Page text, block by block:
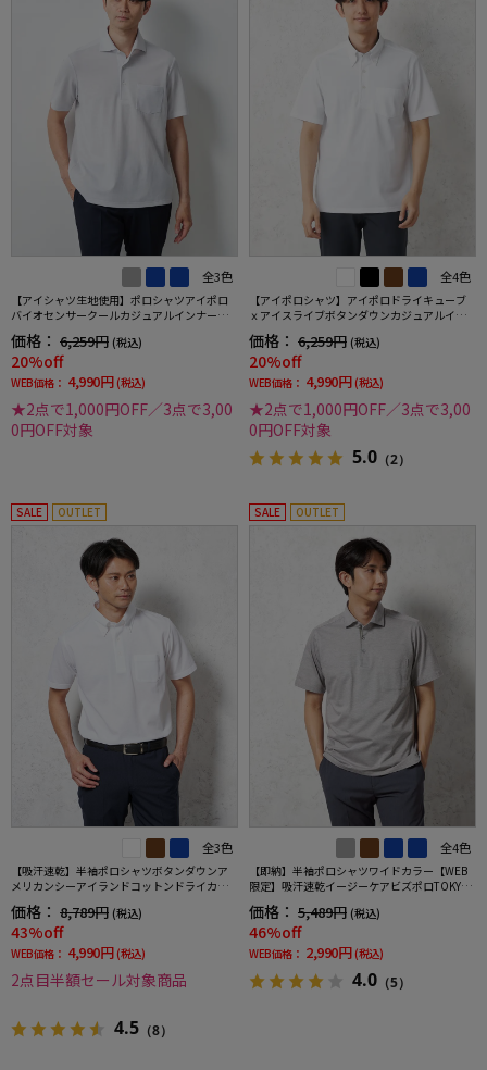
全3色
【アイシャツ生地使用】ポロシャツアイポロ
バイオセンサークールカジュアルインナー形
態安定ストレッチ吸汗速乾抗菌加工春夏
価格： 6,259円 (税込)
20%off
WEB価格： 4,990円 (税込)
★2点で1,000円OFF／3点で3,00
0円OFF対象
全4色
【アイポロシャツ】アイポロドライキューブ
ｘアイスライブボタンダウンカジュアルイン
ナー吸汗速乾抗菌加工ストレッチ形態安定春
夏
価格： 6,259円 (税込)
20%off
WEB価格： 4,990円 (税込)
★2点で1,000円OFF／3点で3,00
0円OFF対象
5.0 （2）
SALE OUTLET
全3色
【吸汗速乾】半袖ポロシャツボタンダウンア
メリカンシーアイランドコットンドライカジ
ュアルインナー無地春夏
価格： 8,789円 (税込)
43%off
WEB価格： 4,990円 (税込)
2点目半額セール対象商品
4.5 （8）
SALE OUTLET
全4色
【即納】半袖ポロシャツワイドカラー【WEB
限定】吸汗速乾イージーケアビズポロTOKYOR
UN春夏
価格： 5,489円 (税込)
46%off
WEB価格： 2,990円 (税込)
4.0 （5）